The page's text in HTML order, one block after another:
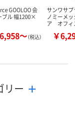
へ カ
GOOLOO 会
ブル 幅1200×
～（税込）
サンワサ
ノミーメ
ア オフィ
￥
リー